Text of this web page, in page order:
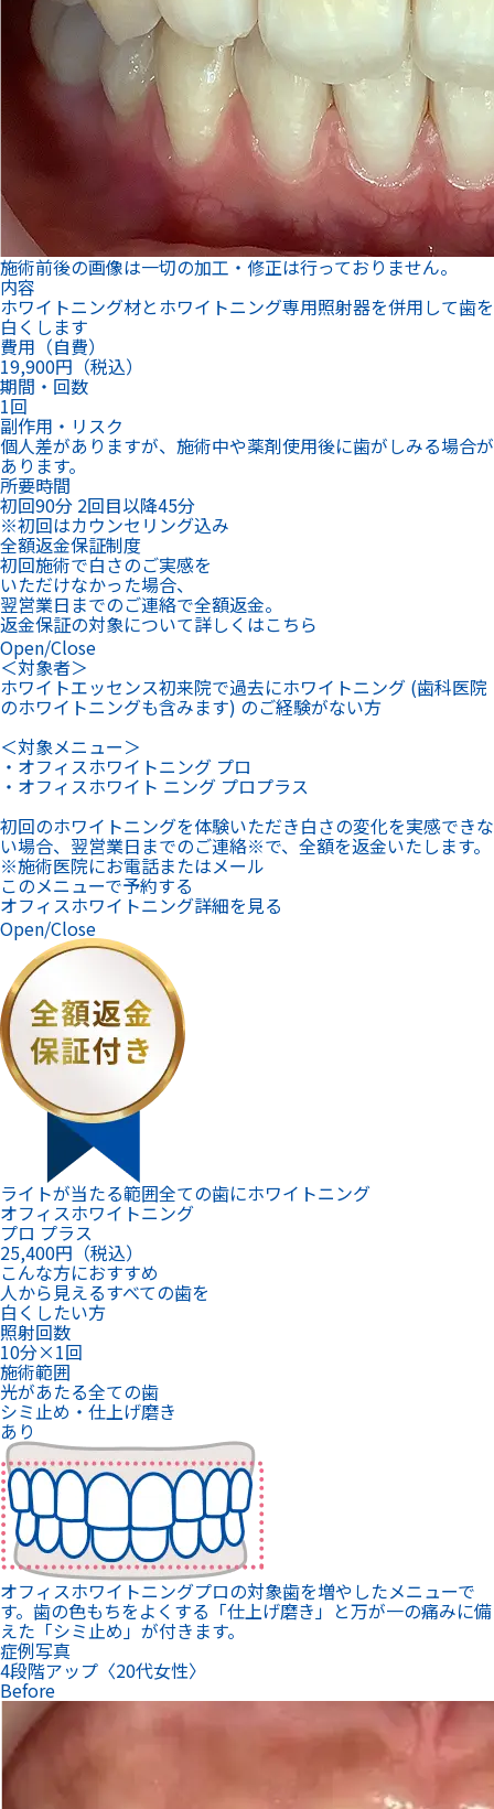
施術前後の画像は一切の加工・修正は行っておりません。
内容
ホワイトニング材とホワイトニング専用照射器を併用して歯を
白くします
費用（自費）
19,900円（税込）
期間・回数
1回
副作用・リスク
個人差がありますが、施術中や薬剤使用後に歯がしみる場合が
あります。
所要時間
初回90分 2回目以降45分
※初回はカウンセリング込み
全額返金保証制度
初回施術で白さのご実感を
いただけなかった場合、
翌営業日までのご連絡で全額返金。
返金保証の対象について詳しくはこちら
Open/Close
＜対象者＞
ホワイトエッセンス初来院で過去にホワイトニング (歯科医院
のホワイトニングも含みます) のご経験がない方
＜対象メニュー＞
・オフィスホワイトニング プロ
・オフィスホワイト ニング プロプラス
初回のホワイトニングを体験いただき白さの変化を実感できな
い場合、翌営業日までのご連絡※で、全額を返金いたします。
※施術医院にお電話またはメール
このメニューで予約する
オフィスホワイトニング詳細を見る
Open/Close
ライトが当たる範囲全ての歯にホワイトニング
オフィスホワイトニング
プロ プラス
25,400円（税込）
こんな方におすすめ
人から見えるすべての歯を
白くしたい方
照射回数
10分×1回
施術範囲
光があたる全ての歯
シミ止め・仕上げ磨き
あり
オフィスホワイトニングプロの対象歯を増やしたメニューで
す。歯の色もちをよくする「仕上げ磨き」と万が一の痛みに備
えた「シミ止め」が付きます。
症例写真
4段階アップ〈20代女性〉
Before